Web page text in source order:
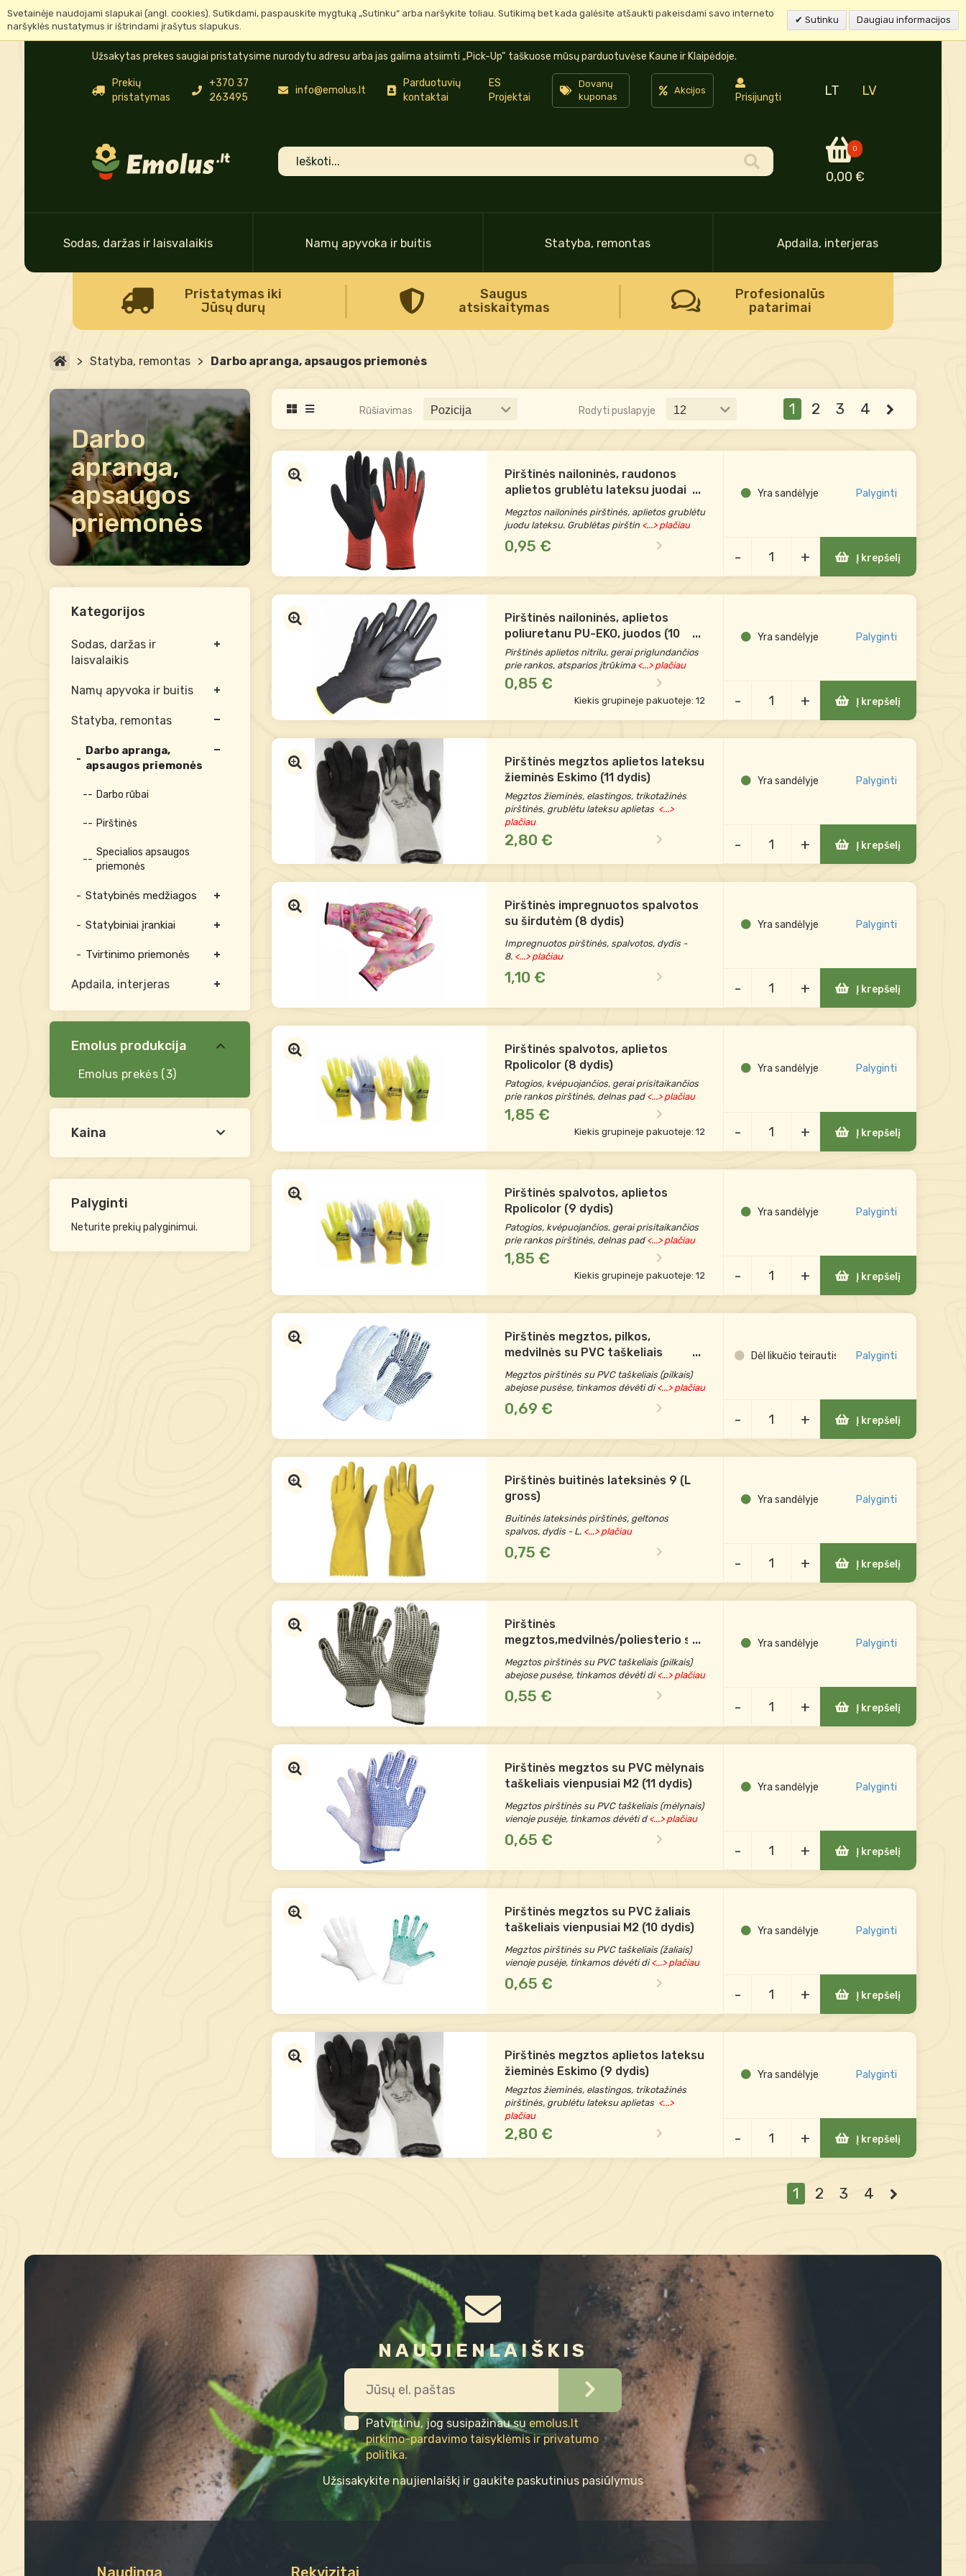
Svetainėje naudojami slapukai (angl. cookies). Sutikdami, paspauskite mygtuką „Sutinku“ arba naršykite toliau. Sutikimą bet kada galėsite atšaukti pakeisdami savo interneto
naršyklės nustatymus ir ištrindami įrašytus slapukus.
Sutinku Daugiau informacijos
Užsakytas prekes saugiai pristatysime nurodytu adresu arba jas galima atsiimti „Pick-Up“ taškuose mūsų parduotuvėse Kaune ir Klaipėdoje.
Prekių
pristatymas
+370 37
263495
info@emolus.lt
Parduotuvių
kontaktai
ES
Projektai
Dovanų
kuponas
Akcijos
Prisijungti LT LV
0
0,00 €
Sodas, daržas ir laisvalaikis Namų apyvoka ir buitis Statyba, remontas Apdaila, interjeras
Pristatymas iki
Jūsų durų
Saugus
atsiskaitymas
Profesionalūs
patarimai
> Statyba, remontas > Darbo apranga, apsaugos priemonės
Darbo
apranga,
apsaugos
priemonės
Kategorijos
Sodas, daržas ir
laisvalaikis
Namų apyvoka ir buitis
Statyba, remontas
Darbo apranga,
apsaugos priemonės
Darbo rūbai
Pirštinės
Specialios apsaugos
priemonės
Statybinės medžiagos
Statybiniai įrankiai
Tvirtinimo priemonės
Apdaila, interjeras
Emolus produkcija
Emolus prekės(3)
Kaina
Palyginti
Neturite prekių palyginimui.
Rūšiavimas Rodyti puslapyje 1 2 3 4
Pirštinės nailoninės, raudonos
aplietos grublėtu lateksu juodai (9
dydis)
...
Megztos nailoninės pirštinės, aplietos grublėtu
juodu lateksu. Grublėtas pirštin<...> plačiau
0,95 €
Yra sandėlyje Palyginti
- + Į krepšelį
Pirštinės nailoninės, aplietos
poliuretanu PU-EKO, juodos (10
dydis)
...
Pirštinės aplietos nitrilu, gerai priglundančios
prie rankos, atsparios įtrūkima<...> plačiau
0,85 €
Kiekis grupineje pakuoteje: 12
Yra sandėlyje Palyginti
- + Į krepšelį
Pirštinės megztos aplietos lateksu
žieminės Eskimo (11 dydis)
Megztos žieminės, elastingos, trikotažinės
pirštinės, grublėtu lateksu aplietas <...>
plačiau
2,80 €
Yra sandėlyje Palyginti
- + Į krepšelį
Pirštinės impregnuotos spalvotos
su širdutėm (8 dydis)
Impregnuotos pirštinės, spalvotos, dydis -
8.<...> plačiau
1,10 €
Yra sandėlyje Palyginti
- + Į krepšelį
Pirštinės spalvotos, aplietos
Rpolicolor (8 dydis)
Patogios, kvėpuojančios, gerai prisitaikančios
prie rankos pirštinės, delnas pad<...> plačiau
1,85 €
Kiekis grupineje pakuoteje: 12
Yra sandėlyje Palyginti
- + Į krepšelį
Pirštinės spalvotos, aplietos
Rpolicolor (9 dydis)
Patogios, kvėpuojančios, gerai prisitaikančios
prie rankos pirštinės, delnas pad<...> plačiau
1,85 €
Kiekis grupineje pakuoteje: 12
Yra sandėlyje Palyginti
- + Į krepšelį
Pirštinės megztos, pilkos,
medvilnės su PVC taškeliais
vienpusiai M2-1 11 dydis
...
Megztos pirštinės su PVC taškeliais (pilkais)
abejose pusėse, tinkamos dėvėti di<...> plačiau
0,69 €
Dėl likučio teirautis Palyginti
- + Į krepšelį
Pirštinės buitinės lateksinės 9 (L
gross)
Buitinės lateksinės pirštinės, geltonos
spalvos, dydis - L.<...> plačiau
0,75 €
Yra sandėlyje Palyginti
- + Į krepšelį
Pirštinės
megztos,medvilnės/poliesterio su
PVC taškeliais dvipusiai (10-11
dydis)
...
Megztos pirštinės su PVC taškeliais (pilkais)
abejose pusėse, tinkamos dėvėti di<...> plačiau
0,55 €
Yra sandėlyje Palyginti
- + Į krepšelį
Pirštinės megztos su PVC mėlynais
taškeliais vienpusiai M2 (11 dydis)
Megztos pirštinės su PVC taškeliais (mėlynais)
vienoje pusėje, tinkamos dėvėti d<...> plačiau
0,65 €
Yra sandėlyje Palyginti
- + Į krepšelį
Pirštinės megztos su PVC žaliais
taškeliais vienpusiai M2 (10 dydis)
Megztos pirštinės su PVC taškeliais (žaliais)
vienoje pusėje, tinkamos dėvėti di<...> plačiau
0,65 €
Yra sandėlyje Palyginti
- + Į krepšelį
Pirštinės megztos aplietos lateksu
žieminės Eskimo (9 dydis)
Megztos žieminės, elastingos, trikotažinės
pirštinės, grublėtu lateksu aplietas <...>
plačiau
2,80 €
Yra sandėlyje Palyginti
- + Į krepšelį
1 2 3 4
NAUJIENLAIŠKIS
Patvirtinu, jog susipažinau su emolus.lt
pirkimo-pardavimo taisyklėmis ir privatumo
politika.
Užsisakykite naujienlaiškį ir gaukite paskutinius pasiūlymus
Naudinga Rekvizitai